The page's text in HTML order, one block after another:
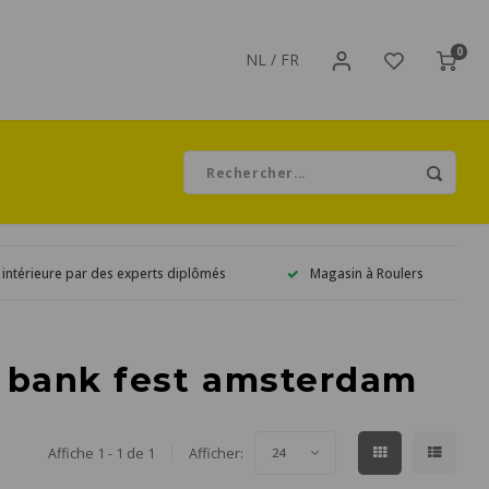
NL / FR 0
par des experts diplômés Magasin à Roulers
fest amsterdam
Affiche 1 - 1 de 1 Afficher: 24